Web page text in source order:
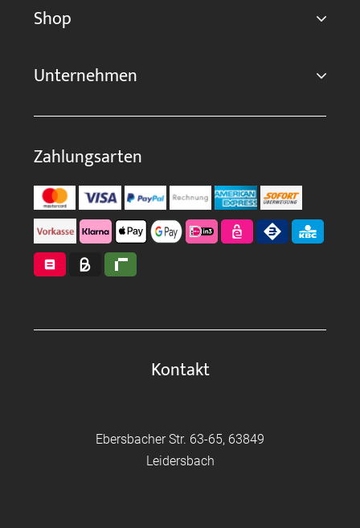
Shop
Unternehmen
Zahlungsarten
Kontakt
Ebersbacher Str. 63-65, 63849
Leidersbach